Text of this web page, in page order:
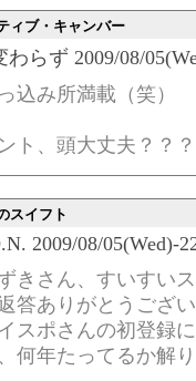
ィブ・キャンバー
わらず 2009/08/
込み所満載（笑）
ト、頭大丈夫？？
スイフト
2009/08/05(Wed)-
きさん、すいすい
答ありがとうござ
スポさんの初登録
何年たってるか解